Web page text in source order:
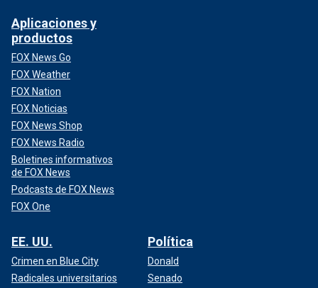
Aplicaciones y
productos
FOX News Go
FOX Weather
FOX Nation
FOX Noticias
FOX News Shop
FOX News Radio
Boletines informativos
de FOX News
Podcasts de FOX News
FOX One
EE. UU.
Crimen en Blue City
Radicales universitarios
Política
Donald
Senado